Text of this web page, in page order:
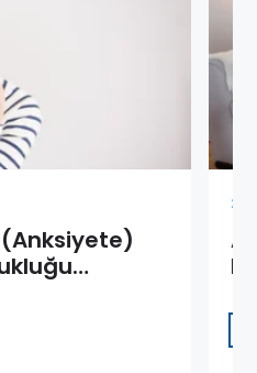
(Anksiyete)
22